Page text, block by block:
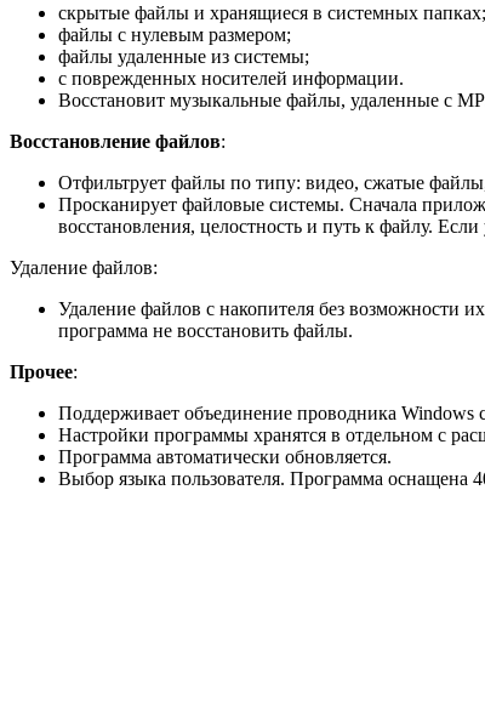
скрытые файлы и хранящиеся в системных папках;
файлы с нулевым размером;
файлы удаленные из системы;
с поврежденных носителей информации.
Восстановит музыкальные файлы, удаленные с
Восстановление файлов:
Отфильтрует файлы по типу: видео, сжатые
Просканирует файловые системы. Сначала
восстановления, целостность и путь к файлу.
Удаление файлов:
Удаление файлов с накопителя без возможности
программа не восстановить файлы.
Прочее:
Поддерживает объединение проводника Windows
Настройки программы хранятся в отдельном с
Программа автоматически обновляется.
Выбор языка пользователя. Программа оснащена